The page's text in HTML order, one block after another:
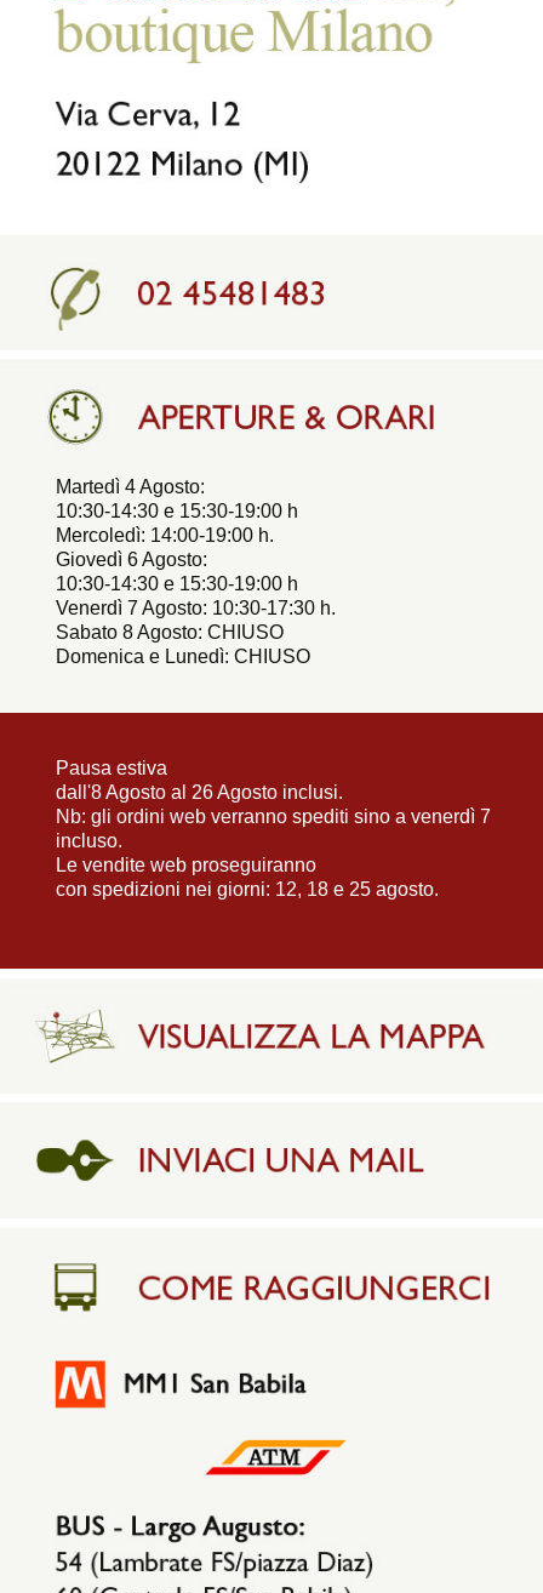
Martedì 4 Agosto:
10:30-14:30 e 15:30-19:00 h
Mercoledì: 14:00-19:00 h.
Giovedì 6 Agosto:
10:30-14:30 e 15:30-19:00 h
Venerdì 7 Agosto: 10:30-17:30 h.
Sabato 8 Agosto: CHIUSO
Domenica e Lunedì: CHIUSO
Pausa estiva
dall'8 Agosto al 26 Agosto inclusi.
Nb: gli ordini web verranno spediti sino a venerdì 7
incluso.
Le vendite web proseguiranno
con spedizioni nei giorni: 12, 18 e 25 agosto.